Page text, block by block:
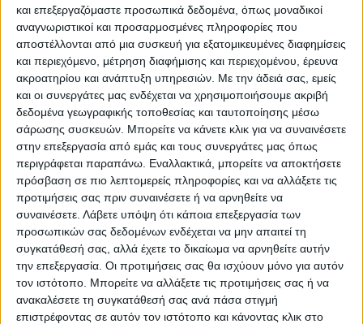
και επεξεργαζόμαστε προσωπικά δεδομένα, όπως μοναδικοί
αναγνωριστικοί και προσαρμοσμένες πληροφορίες που
αποστέλλονται από μια συσκευή για εξατομικευμένες διαφημίσεις
και περιεχόμενο, μέτρηση διαφήμισης και περιεχομένου, έρευνα
ακροατηρίου και ανάπτυξη υπηρεσιών. Με την άδειά σας, εμείς
και οι συνεργάτες μας ενδέχεται να χρησιμοποιήσουμε ακριβή
δεδομένα γεωγραφικής τοποθεσίας και ταυτοποίησης μέσω
σάρωσης συσκευών. Μπορείτε να κάνετε κλικ για να συναινέσετε
στην επεξεργασία από εμάς και τους συνεργάτες μας όπως
περιγράφεται παραπάνω. Εναλλακτικά, μπορείτε να αποκτήσετε
πρόσβαση σε πιο λεπτομερείς πληροφορίες και να αλλάξετε τις
προτιμήσεις σας πριν συναινέσετε ή να αρνηθείτε να
συναινέσετε. Λάβετε υπόψη ότι κάποια επεξεργασία των
προσωπικών σας δεδομένων ενδέχεται να μην απαιτεί τη
συγκατάθεσή σας, αλλά έχετε το δικαίωμα να αρνηθείτε αυτήν
την επεξεργασία. Οι προτιμήσεις σας θα ισχύουν μόνο για αυτόν
τον ιστότοπο. Μπορείτε να αλλάξετε τις προτιμήσεις σας ή να
ανακαλέσετε τη συγκατάθεσή σας ανά πάσα στιγμή
επιστρέφοντας σε αυτόν τον ιστότοπο και κάνοντας κλικ στο
Ακολούθησε την εφημερίδα ΝΕΟΣ
ΑΓΩΝ στο Google News!
Όλες οι εξελίξεις στην περιοχή της
Καρδίτσας και ευρύτερα της Θεσσαλίας
ΠΡΟΗΓΟΥΜΕΝΟ ΑΡΘΡΟ
Προκαταρκτική εξέταση για
το ηχητικό με τη συνομιλία
Παππά – Μιωνή
ΕΠΟΜΕΝΟ ΑΡΘΡΟ
ΕΝ ΛΕΥΚΩ Η ΟΙΚΟΝΟΜΙΑ
ΣΤΗΝ ΠΑΝΔΗΜΙΑ